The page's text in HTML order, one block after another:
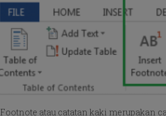
Footnote atau catatan kaki merupakan